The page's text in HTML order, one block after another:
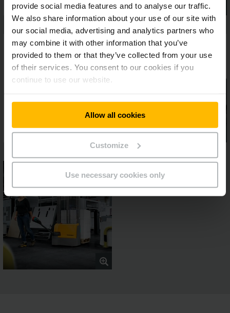
provide social media features and to analyse our traffic.
We also share information about your use of our site with
our social media, advertising and analytics partners who
may combine it with other information that you’ve
provided to them or that they’ve collected from your use
of their services. You consent to our cookies if you
continue to use our website.
Allow all cookies
Customize
Use necessary cookies only